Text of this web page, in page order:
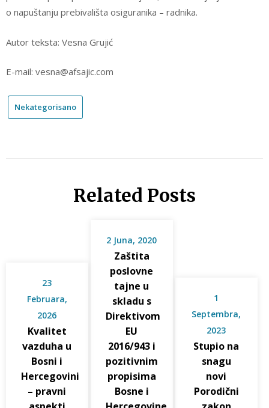
o napuštanju prebivališta osiguranika – radnika.
Autor teksta: Vesna Grujić
E-mail: vesna@afsajic.com
Nekategorisano
Related Posts
23
Februara,
2026
Kvalitet
vazduha u
Bosni i
Hercegovini
– pravni
2 Juna, 2020
Zaštita
poslovne
tajne u
skladu s
Direktivom
EU
2016/943 i
pozitivnim
propisima
Bosne i
1
Septembra,
2023
Stupio na
snagu
novi
Porodični